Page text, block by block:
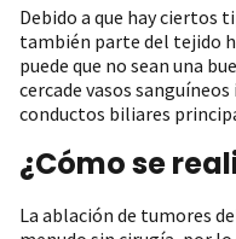
Debido a que hay ciertos
también parte del tejido
puede que no sean una
cercade vasos
conductos biliares
¿Cómo se
La ablación de tumores